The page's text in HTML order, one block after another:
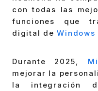
con todas las
funciones que
digital deWindows
Durante 2025,
mejorar la
la integración